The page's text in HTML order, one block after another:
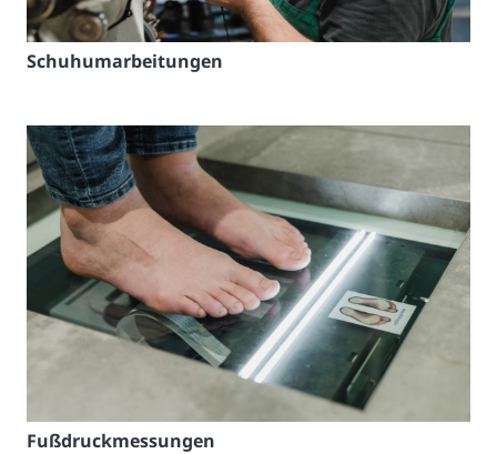
Schuhumarbeitungen
Fußdruckmessungen